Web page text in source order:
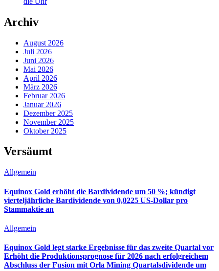
Archiv
August 2026
Juli 2026
Juni 2026
Mai 2026
April 2026
März 2026
Februar 2026
Januar 2026
Dezember 2025
November 2025
Oktober 2025
Versäumt
Allgemein
Equinox Gold erhöht die Bardividende um 50 %; kündigt
vierteljährliche Bardividende von 0,0225 US-Dollar pro
Stammaktie an
Allgemein
Equinox Gold legt starke Ergebnisse für das zweite Quartal vor
Erhöht die Produktionsprognose für 2026 nach erfolgreichem
Abschluss der Fusion mit Orla Mining Quartalsdividende um